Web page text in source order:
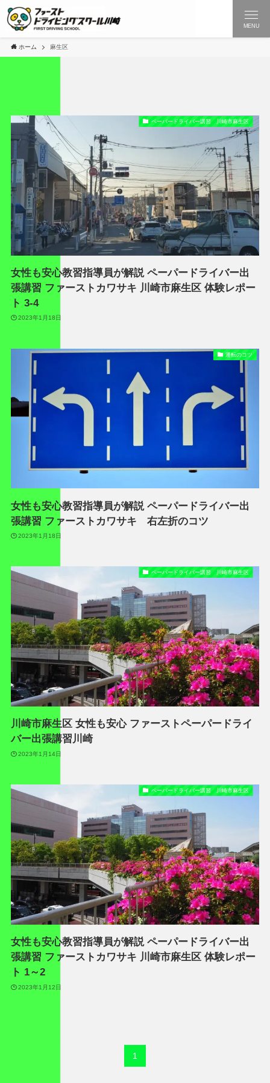
MENU
ホーム 麻生区
ペーパードライバー講習 川崎市麻生区
女性も安心教習指導員が解説 ペーパードライバー出
張講習 ファーストカワサキ 川崎市麻生区 体験レポー
ト 3-4
2023年1月18日
運転のコツ
女性も安心教習指導員が解説 ペーパードライバー出
張講習 ファーストカワサキ 右左折のコツ
2023年1月18日
ペーパードライバー講習 川崎市麻生区
川崎市麻生区 女性も安心 ファーストペーパードライ
バー出張講習川崎
2023年1月14日
ペーパードライバー講習 川崎市麻生区
女性も安心教習指導員が解説 ペーパードライバー出
張講習 ファーストカワサキ 川崎市麻生区 体験レポー
ト 1～2
2023年1月12日
1